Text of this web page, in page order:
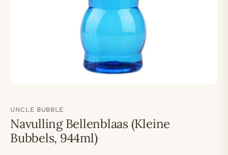
UNCLE BUBBLE
Navulling Bellenblaas (Kleine
Bubbels, 944ml)